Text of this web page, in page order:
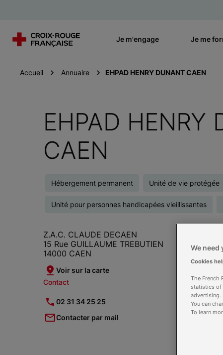
Je m'engage Je me
Accueil Annuaire EHPAD HENRY DUNANT CAEN
EHPAD HENRY
CAEN
Hébergement permanent Unité de vie protégée
Unité pour personnes handicapées vieillissantes
Z.A.C. CLAUDE DECAEN
15 Rue GUILLAUME TREBUTIEN
14000 CAEN
Voir sur la carte
Contact
02 31 34 25 25
Contacter par mail
We need
Cookies
The French
statistics of
advertising.
You can
To learn